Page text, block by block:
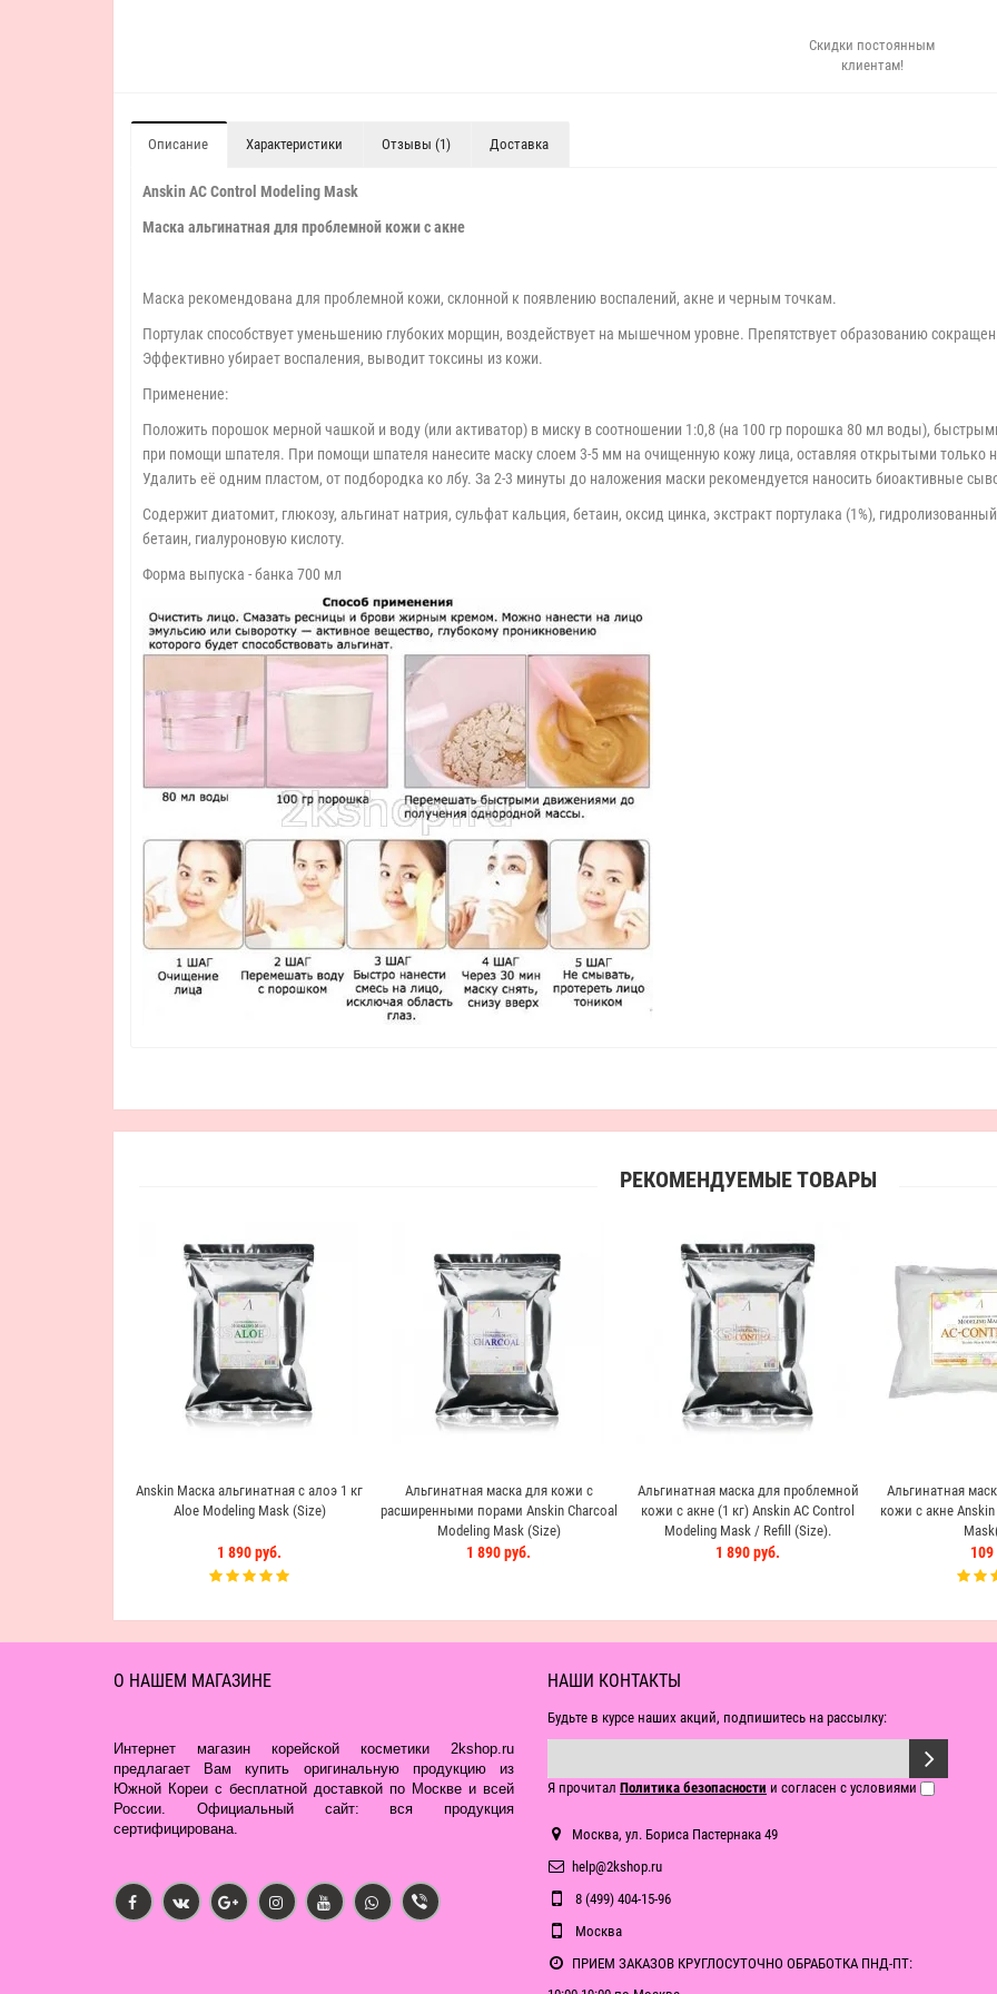
Скидки постоянным
клиентам!
Описание Характеристики Отзывы (1) Доставка
Anskin AC Control Modeling Mask
Маска альгинатная для проблемной кожи с акне
Маска рекомендована для проблемной кожи, склонной к появлению воспалений, акне и черным точкам.
Портулак способствует уменьшению глубоких морщин, воздействует на мышечном уровне. Препятствует образованию
Эффективно убирает воспаления, выводит токсины из кожи.
Применение:
Положить порошок мерной чашкой и воду (или активатор) в миску в соотношении 1:0,8 (на 100 гр порошка 80 мл воды),
при помощи шпателя. При помощи шпателя нанесите маску слоем 3-5 мм на очищенную кожу лица, оставляя открытыми только
Удалить её одним пластом, от подбородка ко лбу. За 2-3 минуты до наложения маски рекомендуется наносить биоактивные
Содержит диатомит, глюкозу, альгинат натрия, сульфат кальция, бетаин, оксид цинка, экстракт портулака (1%),
бетаин, гиалуроновую кислоту.
Форма выпуска - банка 700 мл
РЕКОМЕНДУЕМЫЕ ТОВАРЫ
Anskin Маска альгинатная с алоэ 1 кг
Aloe Modeling Mask (Size)
1 890 руб.
Альгинатная маска для кожи с
расширенными порами Anskin Charcoal
Modeling Mask (Size)
1 890 руб.
Альгинатная маска для проблемной
кожи с акне (1 кг) Anskin AC Control
Modeling Mask / Refill (Size).
1 890 руб.
Альгинатная
кожи с акне
109
О НАШЕМ МАГАЗИНЕ
Интернет магазин корейской косметики 2kshop.ru
предлагает Вам купить оригинальную продукцию из
Южной Кореи с бесплатной доставкой по Москве и всей
России. Официальный сайт: вся продукция
сертифицирована.
НАШИ КОНТАКТЫ
Будьте в курсе наших акций, подпишитесь на рассылку:
Я прочитал Политика безопасности и согласен с условиями
Москва, ул. Бориса Пастернака 49
help@2kshop.ru
8 (499) 404-15-96
Москва
ПРИЕМ ЗАКАЗОВ КРУГЛОСУТОЧНО ОБРАБОТКА ПНД-ПТ: